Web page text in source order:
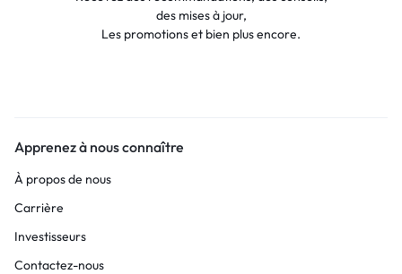
des mises à jour,
Les promotions et bien plus encore.
Apprenez à nous connaître
À propos de nous
Carrière
Investisseurs
Contactez-nous